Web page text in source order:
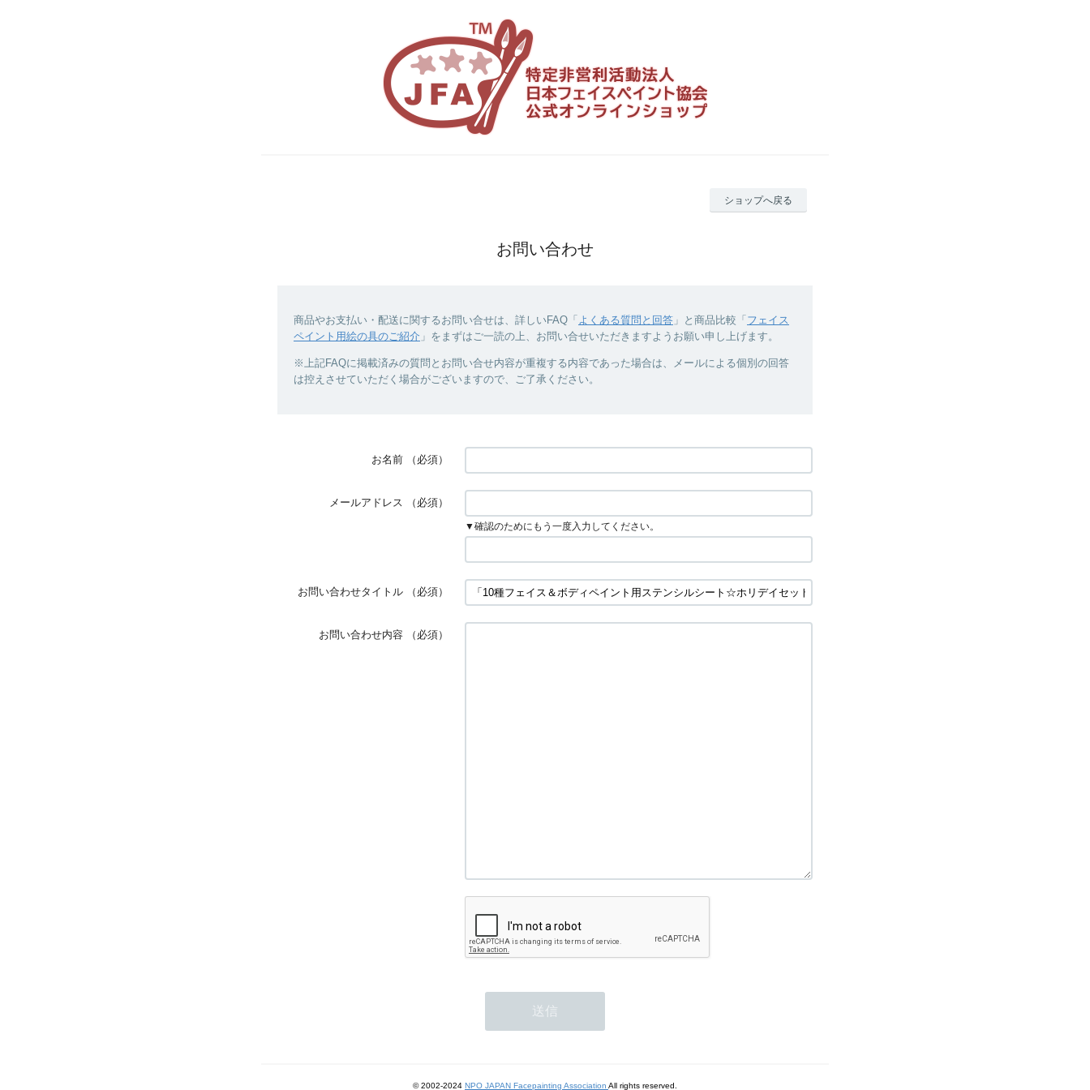
ショップへ戻る
お問い合わせ
商品やお支払い・配送に関するお問い合せは、詳しいFAQ「 よくある質問と回答 」と商品比較「 フェイス
ペイント用絵の具のご紹介 」をまずはご一読の上、お問い合せいただきますようお願い申し上げます。
※上記FAQに掲載済みの質問とお問い合せ内容が重複する内容であった場合は、メールによる個別の回答
は控えさせていただく場合がございますので、ご了承ください。
お名前 （必須）
メールアドレス （必須）
▼確認のためにもう一度入力してください。
お問い合わせタイトル （必須）
お問い合わせ内容 （必須）
© 2002-2024 NPO JAPAN Facepainting Association All rights reserved.